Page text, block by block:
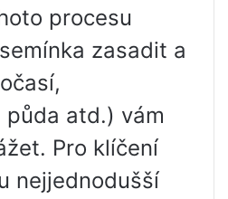
procesu
zasadit a
atd.) vám
Pro klíčení
nejjednodušší